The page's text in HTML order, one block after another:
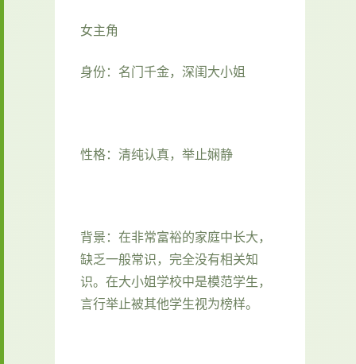
女主角
身份：名门千金，深闺大小姐
性格：清纯认真，举止娴静
背景：在非常富裕的家庭中长大，
缺乏一般常识，完全没有相关知
识。在大小姐学校中是模范学生，
言行举止被其他学生视为榜样。